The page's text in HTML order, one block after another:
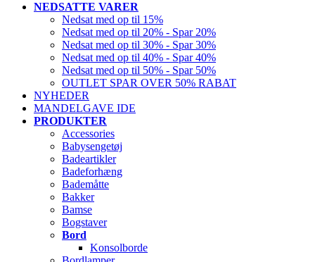
NEDSATTE VARER
Nedsat med op til 15%
Nedsat med op til 20% - Spar 20%
Nedsat med op til 30% - Spar 30%
Nedsat med op til 40% - Spar 40%
Nedsat med op til 50% - Spar 50%
OUTLET SPAR OVER 50% RABAT
NYHEDER
MANDELGAVE IDE
PRODUKTER
Accessories
Babysengetøj
Badeartikler
Badeforhæng
Bademåtte
Bakker
Bamse
Bogstaver
Bord
Konsolborde